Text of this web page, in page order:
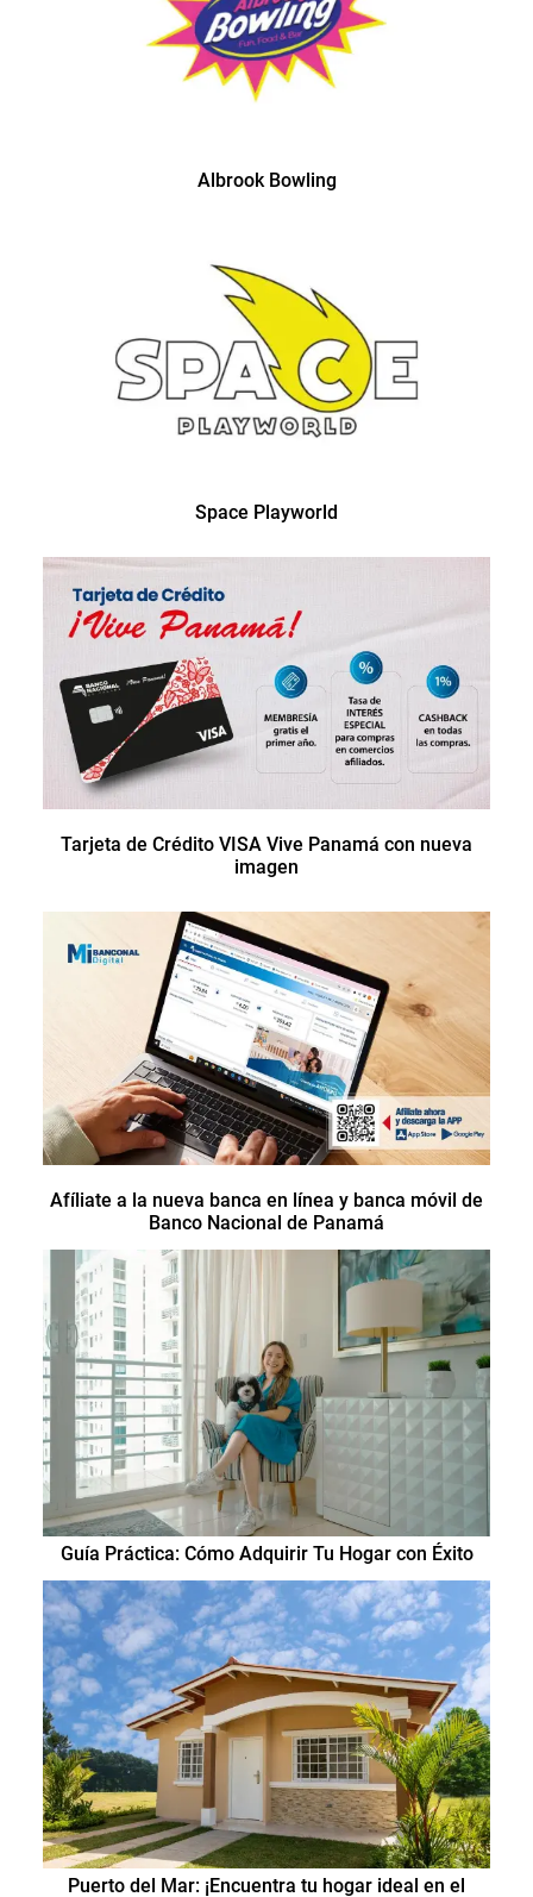
Albrook Bowling
Space Playworld
Tarjeta de Crédito VISA Vive Panamá con nueva
imagen
Afíliate a la nueva banca en línea y banca móvil de
Banco Nacional de Panamá
Guía Práctica: Cómo Adquirir Tu Hogar con Éxito
Puerto del Mar: ¡Encuentra tu hogar ideal en el